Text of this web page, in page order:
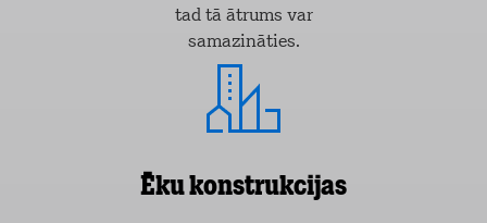
tad tā ātrums var
samazināties.
Ēku konstrukcijas